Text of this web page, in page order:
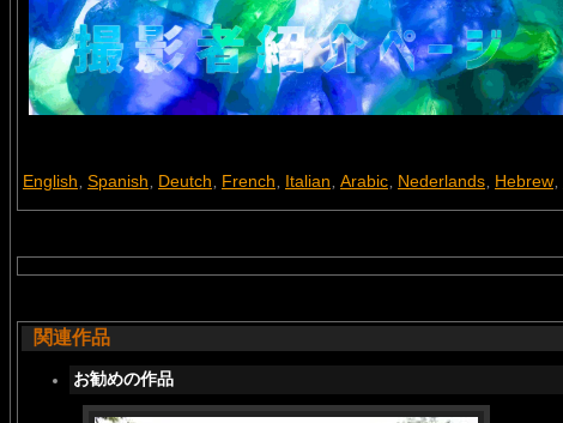
English, Spanish, Deutch, French, Italian, Arabic, Nederlands, Hebrew,
関連作品
お勧めの作品